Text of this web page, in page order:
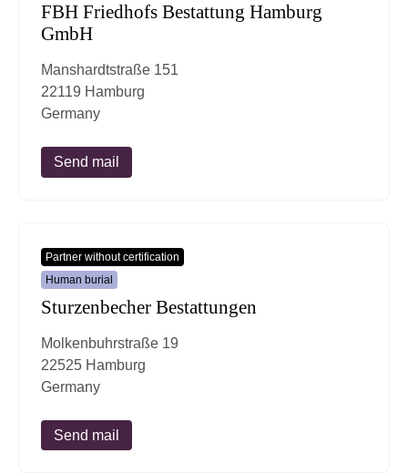
FBH Friedhofs Bestattung Hamburg
GmbH
Manshardtstraße 151
22119 Hamburg
Germany
Send mail
Partner without certification
Human burial
Sturzenbecher Bestattungen
Molkenbuhrstraße 19
22525 Hamburg
Germany
Send mail